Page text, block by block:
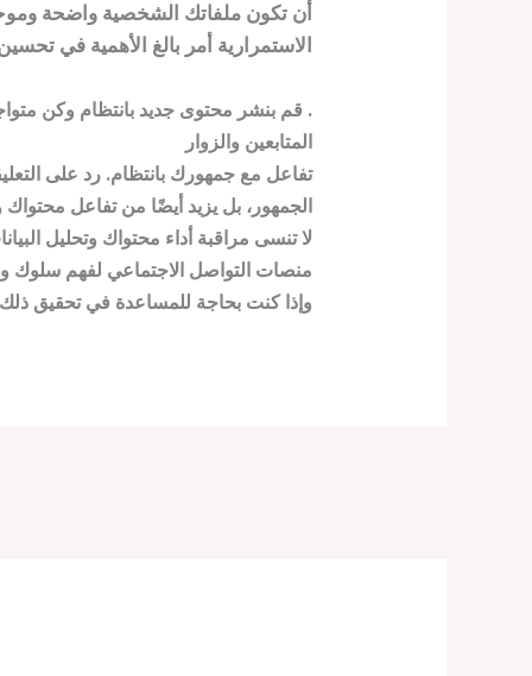
أن تكون ملفاتك الشخصية واضحة
-الاستمرارية أمر بالغ الأهمية في
. قم بنشر محتوى جديد بانتظام وكن
المتابعين والزوار
تفاعل مع جمهورك بانتظام. رد على
الجمهور، بل يزيد أيضًا من تفاعل محتواك
لا تنسى مراقبة أداء محتواك وتحليل
منصات التواصل الاجتماعي لفهم
وإذا كنت بحاجة للمساعدة في تحقيق